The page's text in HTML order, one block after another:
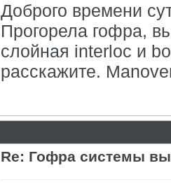
Доброго времени
Прогорела гофра,
слойная interloc и
расскажите.
Re: Гофра системы